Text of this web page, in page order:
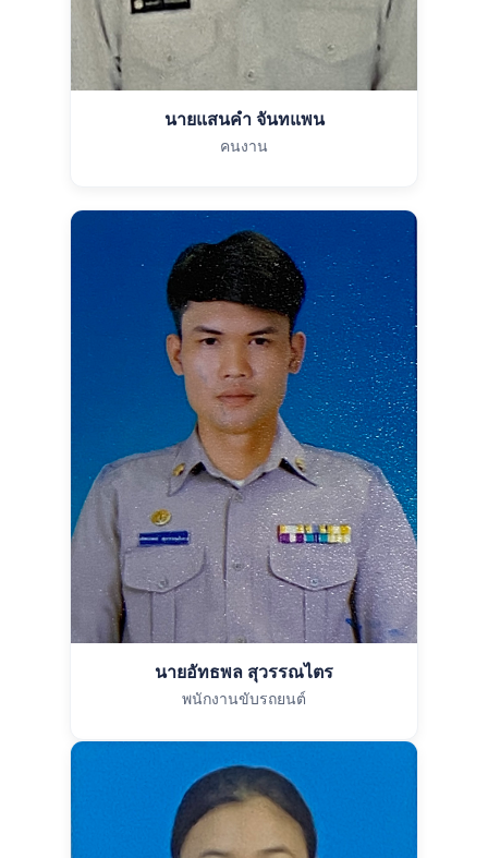
นายแสนคำ จันทแพน
คนงาน
นายอัทธพล สุวรรณไตร
พนักงานขับรถยนต์